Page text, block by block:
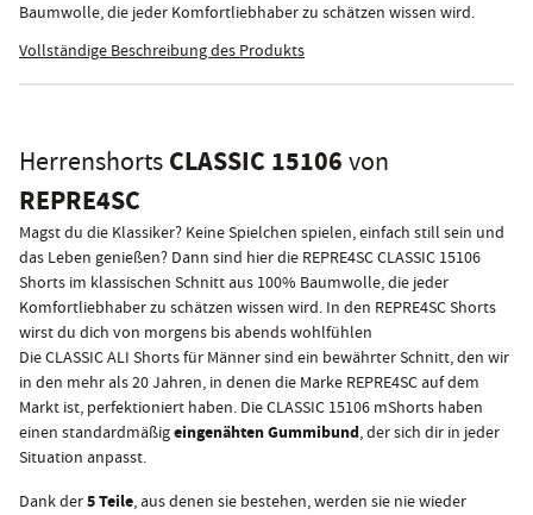
Baumwolle, die jeder Komfortliebhaber zu schätzen wissen wird.
Vollständige Beschreibung des Produkts
Herrenshorts CLASSIC 15106 von
REPRE4SC
Magst du die Klassiker? Keine Spielchen spielen, einfach still sein und
das Leben genießen? Dann sind hier die REPRE4SC CLASSIC 15106
Shorts im klassischen Schnitt aus 100% Baumwolle, die jeder
Komfortliebhaber zu schätzen wissen wird. In den REPRE4SC Shorts
wirst du dich von morgens bis abends wohlfühlen
Die CLASSIC ALI Shorts für Männer sind ein bewährter Schnitt, den wir
in den mehr als 20 Jahren, in denen die Marke REPRE4SC auf dem
Markt ist, perfektioniert haben. Die CLASSIC 15106 mShorts haben
einen standardmäßigeingenähten Gummibund, der sich dir in jeder
Situation anpasst.
Dank der5 Teile, aus denen sie bestehen, werden sie nie wieder